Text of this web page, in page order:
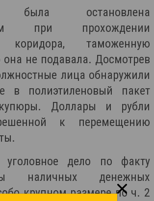
была остановлена
при прохождении
коридора, таможенную
не подавала. Досмотрев
лица обнаружили
в полиэтиленовый пакет
Доллары и рубли
к перемещению
уголовное дело по факту
наличных денежных
крупном размере по ч. 2